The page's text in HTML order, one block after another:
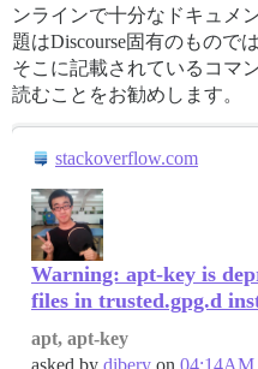
ンラインで十分なドキュメ
題はDiscourse固有のもので
そこに記載されているコマ
読むことをお勧めします。
stackoverflow.com
Warning: apt-key is
files in trusted.gpg.d
apt, apt-key
asked by dibery on 04:14AM